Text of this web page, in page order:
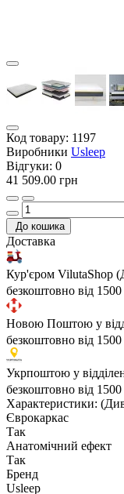
Код товару: 1197
Виробники Usleep
Відгуки: 0
41 509.00 грн
До кошика
Доставка
Кур'єром VilutaShop
безкоштовно від
Новою Поштою у
безкоштовно від
Укрпоштою у
безкоштовно від
Характеристики:
Єврокаркас
Так
Анатомічний ефект
Так
Бренд
Usleep